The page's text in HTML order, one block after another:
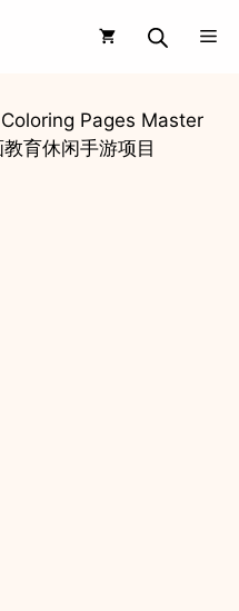
Pages Master
育休闲手游项目